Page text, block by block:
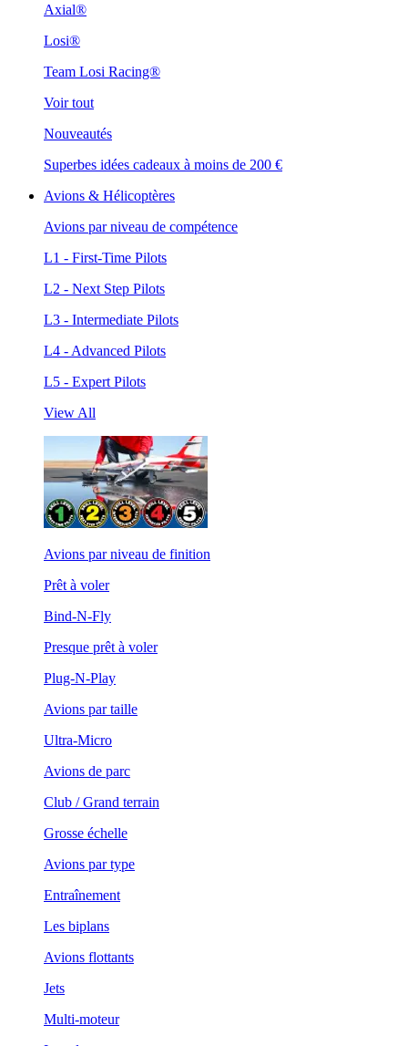
Axial®
Losi®
Team Losi Racing®
Voir tout
Nouveautés
Superbes idées cadeaux à moins de 200 €
Avions & Hélicoptères
Avions par niveau de compétence
L1 - First-Time Pilots
L2 - Next Step Pilots
L3 - Intermediate Pilots
L4 - Advanced Pilots
L5 - Expert Pilots
View All
Avions par niveau de finition
Prêt à voler
Bind-N-Fly
Presque prêt à voler
Plug-N-Play
Avions par taille
Ultra-Micro
Avions de parc
Club / Grand terrain
Grosse échelle
Avions par type
Entraînement
Les biplans
Avions flottants
Jets
Multi-moteur